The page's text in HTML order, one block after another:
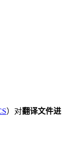
）对翻译文件进